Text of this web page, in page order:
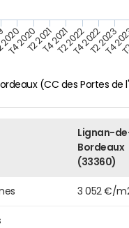
(CC des Portes de
T4 2020T2 2021T4 2021T2 2022T4 2022T2 2023
T4
Lignan-
Bordeaux
(33360)
3 052 €/